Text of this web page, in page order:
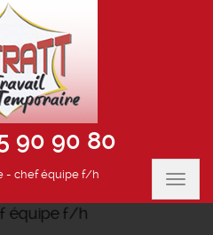
90 90 80
- chef équipe f/h